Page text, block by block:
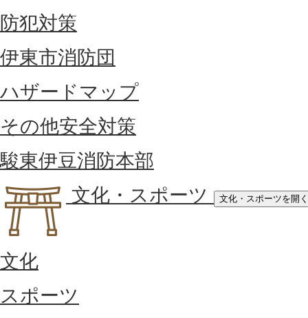
防犯対策
伊東市消防団
ハザードマップ
その他安全対策
駿東伊豆消防本部
文化・スポーツ
文化・スポーツを開く
文化
スポーツ